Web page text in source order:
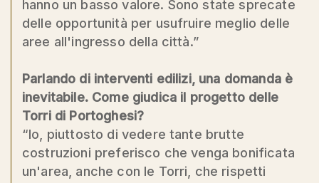
hanno un basso valore. Sono state sprecate
delle opportunità per usufruire meglio delle
aree all'ingresso della città.”
Parlando di interventi edilizi, una domanda è
inevitabile. Come giudica il progetto delle
Torri di Portoghesi?
“Io, piuttosto di vedere tante brutte
costruzioni preferisco che venga bonificata
un'area, anche con le Torri, che rispetti